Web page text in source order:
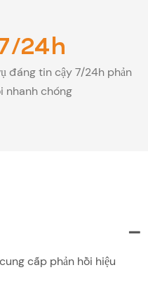
24h
đáng tin cậy 7/24h phản
nhanh chóng
cấp phản hồi hiệu